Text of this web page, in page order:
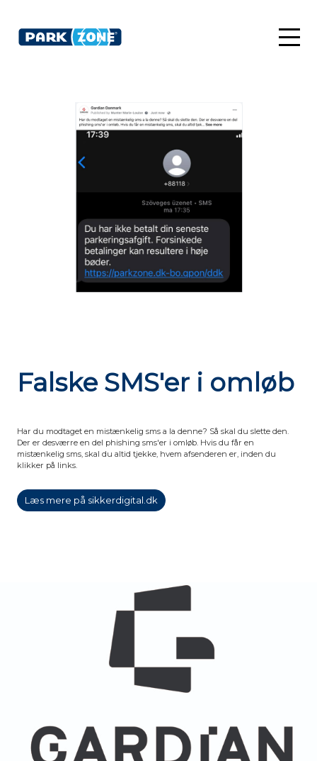
Falske SMS'er i omløb
Har du modtaget en mistænkelig sms a la denne? Så skal du slette den.
Der er desværre en del phishing sms'er i omløb. Hvis du får en
mistænkelig sms, skal du altid tjekke, hvem afsenderen er, inden du
klikker på links.
Læs mere på sikkerdigital.dk